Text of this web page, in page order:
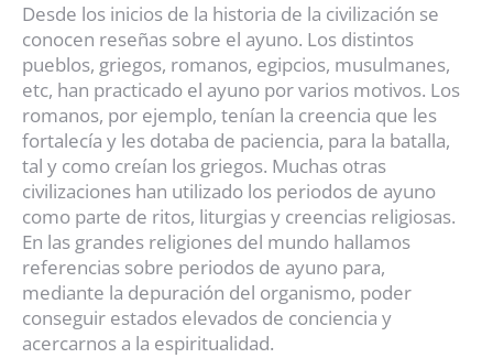
Desde los inicios de la historia de la civilización se
conocen reseñas sobre el ayuno. Los distintos
pueblos, griegos, romanos, egipcios, musulmanes,
etc, han practicado el ayuno por varios motivos. Los
romanos, por ejemplo, tenían la creencia que les
fortalecía y les dotaba de paciencia, para la batalla,
tal y como creían los griegos. Muchas otras
civilizaciones han utilizado los periodos de ayuno
como parte de ritos, liturgias y creencias religiosas.
En las grandes religiones del mundo hallamos
referencias sobre periodos de ayuno para,
mediante la depuración del organismo, poder
conseguir estados elevados de conciencia y
acercarnos a la espiritualidad.